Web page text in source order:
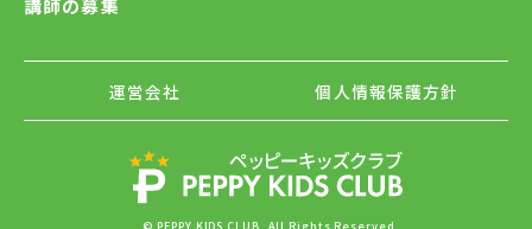
講師の募集
運営会社 個人情報保護方針
© PEPPY KIDS CLUB. All Rights Reserved.